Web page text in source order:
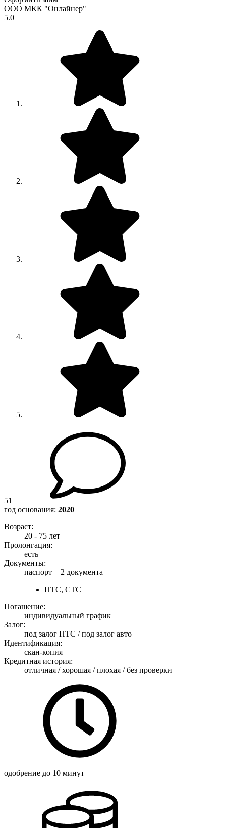
ООО МКК "Онлайнер"
5.0
51
год основания: 2020
Возраст:
20 - 75 лет
Пролонгация:
есть
Документы:
паспорт + 2 документа
ПТС, СТС
Погашение:
индивидуальный график
Залог:
под залог ПТС / под залог авто
Идентификация:
скан-копия
Кредитная история:
отличная / хорошая / плохая / без проверки
одобрение до 10 минут